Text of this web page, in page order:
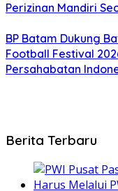
Perizinan Mandiri
BP Batam Dukung
Football Festival
Persahabatan
Berita Terbaru